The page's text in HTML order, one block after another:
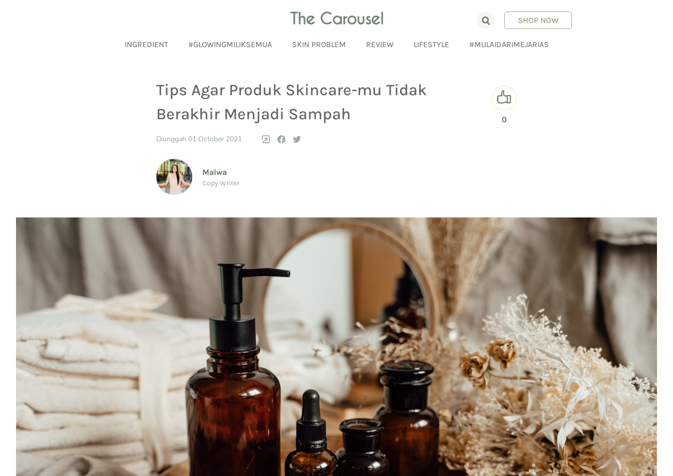
INGREDIENT #GLOWINGMILIKSEMUA SKIN PROBLEM REVIEW LIFESTYLE #MULAIDARIMEJARIAS
SHOP NOW
Tips Agar Produk Skincare-mu Tidak
Berakhir Menjadi Sampah
0
Diunggah 01 October 2021
Malwa
Copy Writer